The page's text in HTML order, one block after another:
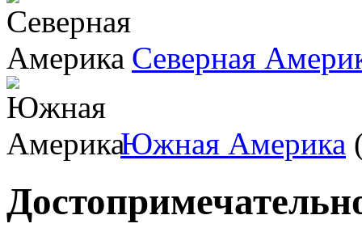
Северная
Южная Америка